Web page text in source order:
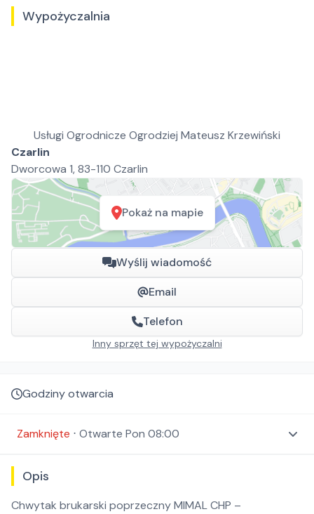
Wypożyczalnia
Usługi Ogrodnicze Ogrodziej Mateusz Krzewiński
Czarlin
Dworcowa 1, 83-110 Czarlin
Pokaż na mapie
Wyślij wiadomość
Email
Telefon
Inny sprzęt tej wypożyczalni
Godziny otwarcia
Zamknięte ⋅ Otwarte Pon 08:00
Opis
Chwytak brukarski poprzeczny MIMAL CHP –